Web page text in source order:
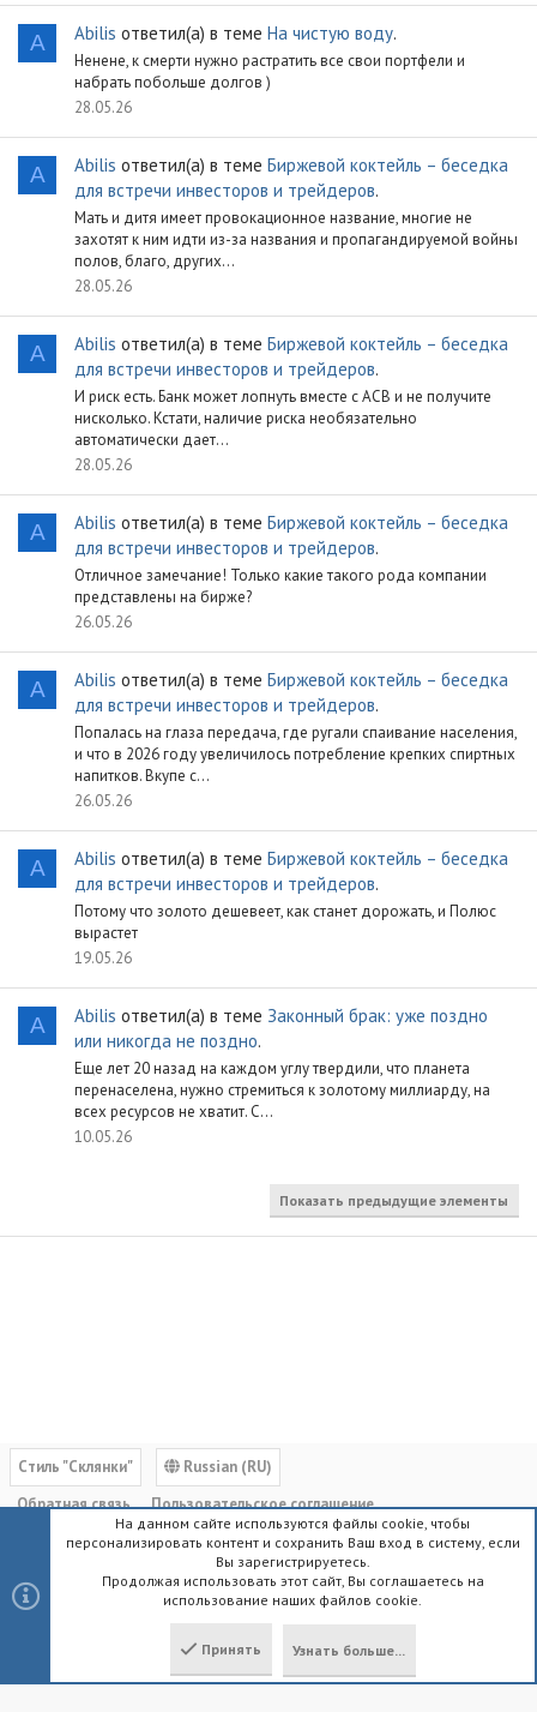
A Abilis ответил(а) в теме На чистую воду.
Ненене, к смерти нужно растратить все свои портфели и
набрать побольше долгов )
28.05.26
A Abilis ответил(а) в теме Биржевой коктейль – беседка
для встречи инвесторов и трейдеров.
Мать и дитя имеет провокационное название, многие не
захотят к ним идти из-за названия и пропагандируемой войны
полов, благо, других...
28.05.26
A Abilis ответил(а) в теме Биржевой коктейль – беседка
для встречи инвесторов и трейдеров.
И риск есть. Банк может лопнуть вместе с АСВ и не получите
нисколько. Кстати, наличие риска необязательно
автоматически дает...
28.05.26
A Abilis ответил(а) в теме Биржевой коктейль – беседка
для встречи инвесторов и трейдеров.
Отличное замечание! Только какие такого рода компании
представлены на бирже?
26.05.26
A Abilis ответил(а) в теме Биржевой коктейль – беседка
для встречи инвесторов и трейдеров.
Попалась на глаза передача, где ругали спаивание населения,
и что в 2026 году увеличилось потребление крепких спиртных
напитков. Вкупе с...
26.05.26
A Abilis ответил(а) в теме Биржевой коктейль – беседка
для встречи инвесторов и трейдеров.
Потому что золото дешевеет, как станет дорожать, и Полюс
вырастет
19.05.26
A Abilis ответил(а) в теме Законный брак: уже поздно
или никогда не поздно.
Еще лет 20 назад на каждом углу твердили, что планета
перенаселена, нужно стремиться к золотому миллиарду, на
всех ресурсов не хватит. С...
10.05.26
Показать предыдущие элементы
Cтиль "Склянки"
Russian (RU)
Обратная связь
Пользовательское соглашение
Политика конфиденциальности
Помощь Главная
R
S
Community platform by XenForo® © 2010-2023 XenForo Ltd.
XenForo.Info
На данном сайте используются файлы cookie, чтобы
персонализировать контент и сохранить Ваш вход в систему, если
Вы зарегистрируетесь.
Продолжая использовать этот сайт, Вы соглашаетесь на
использование наших файлов cookie.
Принять Узнать больше...